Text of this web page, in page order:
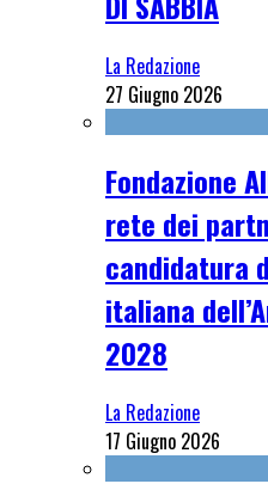
La Redazione
27 Giugno 2026
Fondazione
rete dei
candidatura
italiana
2028
La Redazione
17 Giugno 2026